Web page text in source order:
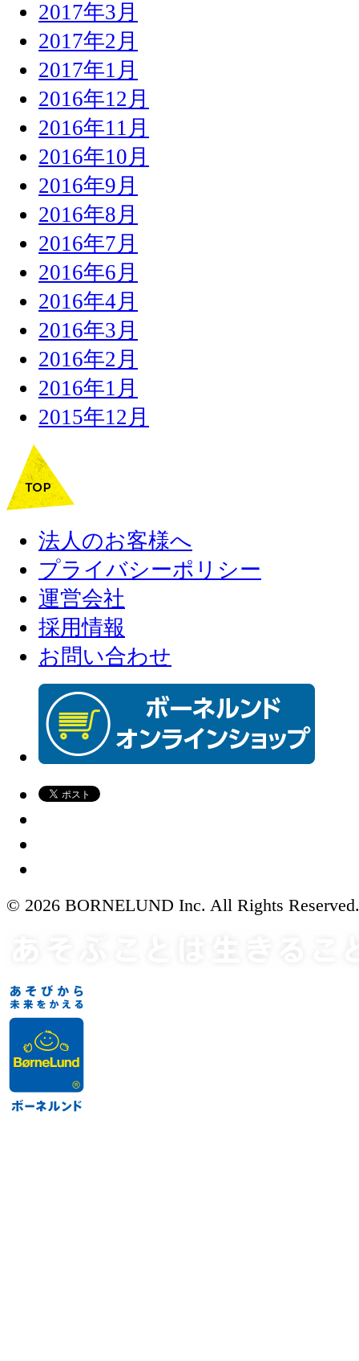
2017年3月
2017年2月
2017年1月
2016年12月
2016年11月
2016年10月
2016年9月
2016年8月
2016年7月
2016年6月
2016年4月
2016年3月
2016年2月
2016年1月
2015年12月
法人のお客様へ
プライバシーポリシー
運営会社
採用情報
お問い合わせ
© 2026 BORNELUND Inc. All Rights Reserved.